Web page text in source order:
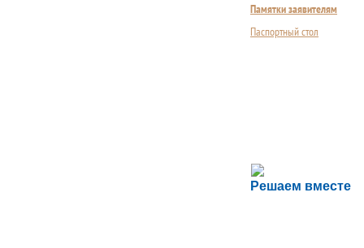
Памятки заявителям
Паспортный стол
Решаем вместе
Сложности с
Сообщите об этом